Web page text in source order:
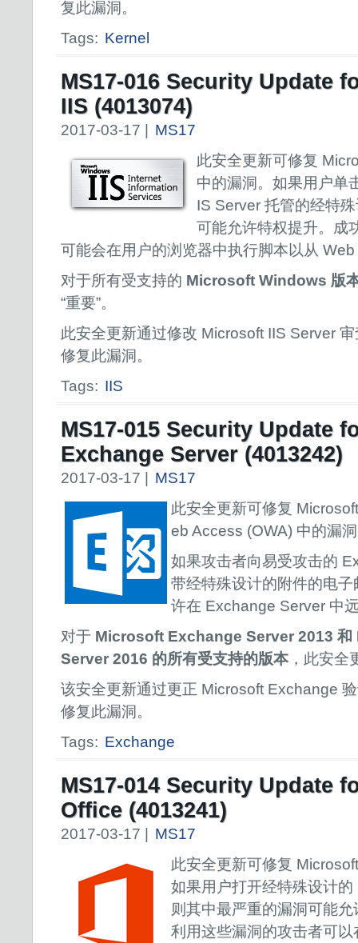
复此漏洞。
Tags: Kernel
MS17-016 Security Update
IIS (4013074)
2017-03-17 |
MS17
此安全更新可修复
中的漏洞。如果用户单
IS Server 托管的经特
可能允许特权提升。成
可能会在用户的浏览器中执行脚本以从
对于所有受支持的 Microsoft Windows 版
“重要”。
此安全更新通过修改 Microsoft IIS Server
修复此漏洞。
Tags: IIS
MS17-015 Security Update
Exchange Server (4013242)
2017-03-17 |
MS17
此安全更新可修复
eb Access (OWA) 中的漏
如果攻击者向易受攻击的
带经特殊设计的附件的电
许在 Exchange Server 中
对于 Microsoft Exchange Server 2013
Server 2016 的所有受支持的版本 ，此安全
该安全更新通过更正 Microsoft Exchange
修复此漏洞。
Tags: Exchange
MS17-014 Security Update
Office (4013241)
2017-03-17 |
MS17
此安全更新可修复
如果用户打开经特殊设计
则其中最严重的漏洞可能
利用这些漏洞的攻击者可